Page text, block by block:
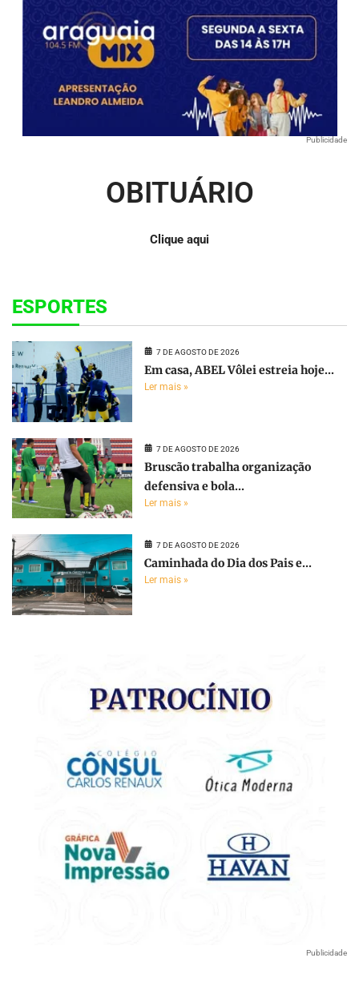
Publicidade
OBITUÁRIO
Clique aqui
ESPORTES
7 DE AGOSTO DE 2026
Em casa, ABEL Vôlei estreia hoje...
Ler mais »
7 DE AGOSTO DE 2026
Bruscão trabalha organização
defensiva e bola...
Ler mais »
7 DE AGOSTO DE 2026
Caminhada do Dia dos Pais e...
Ler mais »
Publicidade